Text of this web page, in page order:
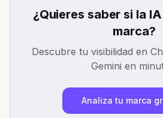
¿Quieres saber si la
marca?
Descubre tu visibilidad en
Gemini en
Analiza tu marca